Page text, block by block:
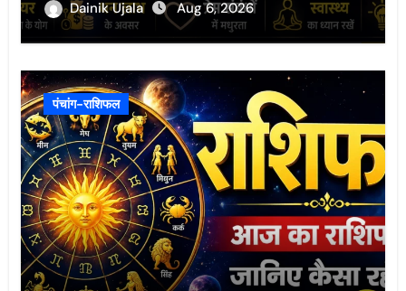
Dainik Ujala Aug 6, 2026
पंचांग-राशिफल